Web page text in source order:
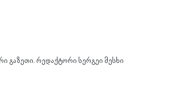
გაზეთი. რედაქტორი სერგეი მესხი